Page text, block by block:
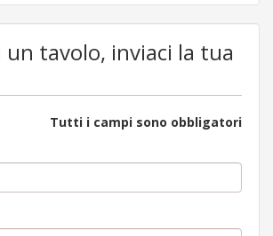
un tavolo, inviaci la tua
Tutti i campi sono obbligatori